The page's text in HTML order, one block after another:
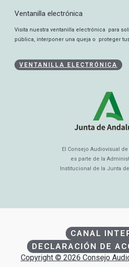
Ventanilla electrónica
Visita nuestra ventanilla electrónica para
pública, interponer una queja o proteger
VENTANILLA ELECTRÓNICA
El Consejo Audiovisual
es parte de la
Institucional de la Junta
CANAL
DECLARACIÓN DE
Copyright © 2026 Consejo